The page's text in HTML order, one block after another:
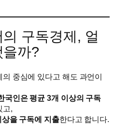
구독경제, 얼
을까?
중심에 있다고 해도 과언이
국인은 평균 3개 이상의 구독
고,
을 구독에 지출한다고 합니다.